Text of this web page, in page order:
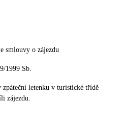
smlouvy o zájezdu
1999 Sb.
zpáteční letenku v turistické třídě
zájezdu.